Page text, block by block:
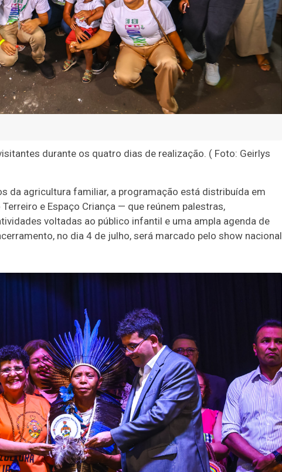
durante os quatro dias de realização. ( Foto: Geirlys
da agricultura familiar, a programação está distribuída em
e Espaço Criança — que reúnem palestras,
voltadas ao público infantil e uma ampla agenda de
no dia 4 de julho, será marcado pelo show nacional